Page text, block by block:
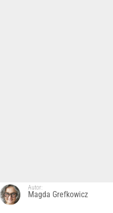
Autor:
Magda Grefkowicz